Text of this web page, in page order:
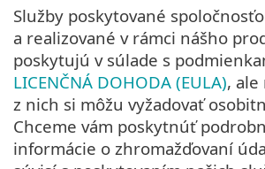
Služby poskytované
a realizované v rámci nášho
poskytujú v súlade s
LICENČNÁ DOHODA (EULA),
z nich si môžu vyžadovať
Chceme vám poskytnúť
informácie o zhromažďovaní